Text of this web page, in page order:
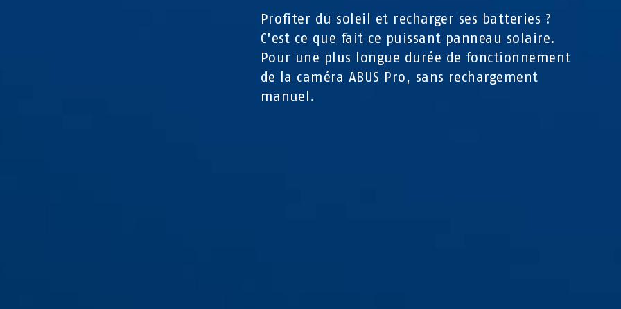
Profiter du soleil et recharger ses batteries ?
C'est ce que fait ce puissant panneau solaire.
Pour une plus longue durée de fonctionnement
de la caméra ABUS Pro, sans rechargement
manuel.